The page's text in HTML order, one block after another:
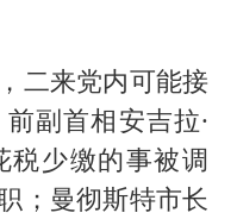
二来党内可能接
副首相安吉拉·
税少缴的事被调
；曼彻斯特市长